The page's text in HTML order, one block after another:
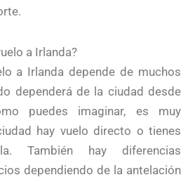
a Irlanda?
a Irlanda depende de muchos
dependerá de la ciudad desde
puedes imaginar, es muy
hay vuelo directo o tienes
También hay diferencias
dependiendo de la antelación